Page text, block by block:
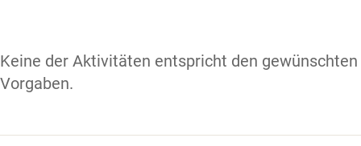
Keine der Aktivitäten entspricht den gewünschten
Vorgaben.